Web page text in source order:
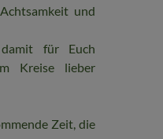
und
für Euch
Kreise lieber
Zeit, die